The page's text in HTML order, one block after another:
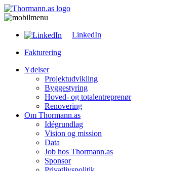
LinkedIn
Fakturering
Ydelser
Projektudvikling
Byggestyring
Hoved- og totalentreprenør
Renovering
Om Thormann.as
Idégrundlag
Vision og mission
Data
Job hos Thormann.as
Sponsor